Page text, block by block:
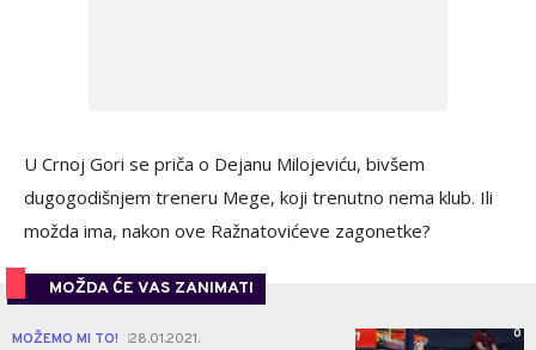
U Crnoj Gori se priča o Dejanu Milojeviću, bivšem
dugogodišnjem treneru Mege, koji trenutno nema klub. Ili
možda ima, nakon ove Ražnatovićeve zagonetke?
MOŽDA ĆE VAS ZANIMATI
MOŽEMO MI TO! 28.01.2021. 0